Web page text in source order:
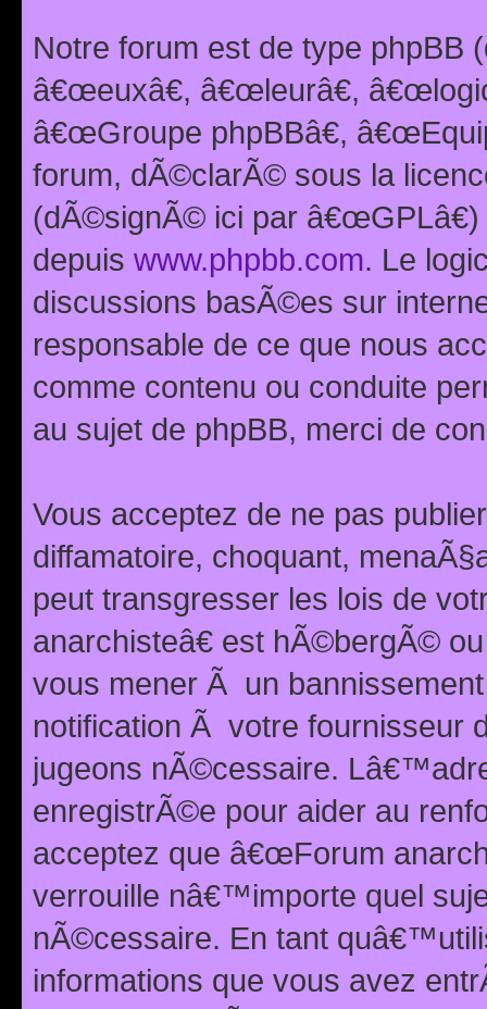
Notre forum est de type phpBB
â€œeuxâ€, â€œleurâ€,
â€œGroupe phpBBâ€,
forum, dÃ©clarÃ© sous la
(dÃ©signÃ© ici par
depuis www.phpbb.com. Le
discussions basÃ©es sur
responsable de ce que nous
comme contenu ou conduite
au sujet de phpBB, merci de
Vous acceptez de ne pas
diffamatoire, choquant,
peut transgresser les lois de
anarchisteâ€ est hÃ©bergÃ©
vous mener Ã un
notification Ã votre fournisseur
jugeons nÃ©cessaire.
enregistrÃ©e pour aider au
acceptez que â€œForum
verrouille nâ€™importe quel
nÃ©cessaire. En tant
informations que vous avez